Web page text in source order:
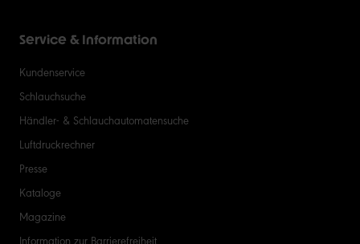
Service & Information
Kundenservice
Schlauchsuche
Händler- & Schlauchautomatensuche
Luftdruckrechner
Presse
Kataloge
Magazine
Information zur Barrierefreiheit